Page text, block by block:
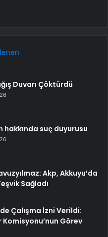
Duvarı Çöktürdü
hakkında suç duyurusu
Akp, Akkuyu’da
Sağladı
Çalışma İzni Verildi:
Görev